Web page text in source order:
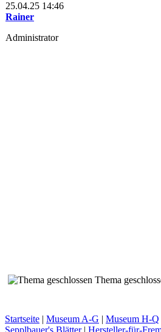
25.04.25 14:46
Rainer
Administrator
Thema
Startseite | Museum A-G | Museum H-Q
Sepplbauer's Blätter| Hersteller-für-